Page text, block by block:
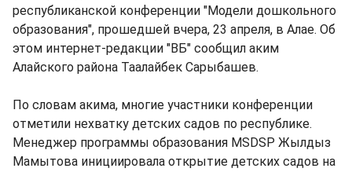
республиканской конференции "Модели дошкольного
образования", прошедшей вчера, 23 апреля, в Алае. Об
этом интернет-редакции "ВБ" сообщил аким
Алайского района Таалайбек Сарыбашев.
По словам акима, многие участники конференции
отметили нехватку детских садов по республике.
Менеджер программы образования МSDSP Жылдыз
Мамытова инициировала открытие детских садов на